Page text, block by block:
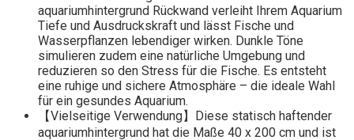
aquariumhintergrund Rückwand verleiht Ihrem Aquarium
Tiefe und Ausdruckskraft und lässt Fische und
Wasserpflanzen lebendiger wirken. Dunkle Töne
simulieren zudem eine natürliche Umgebung und
reduzieren so den Stress für die Fische. Es entsteht
eine ruhige und sichere Atmosphäre – die ideale Wahl
für ein gesundes Aquarium.
【Vielseitige Verwendung】Diese statisch haftender
aquariumhintergrund hat die Maße 40 x 200 cm und ist